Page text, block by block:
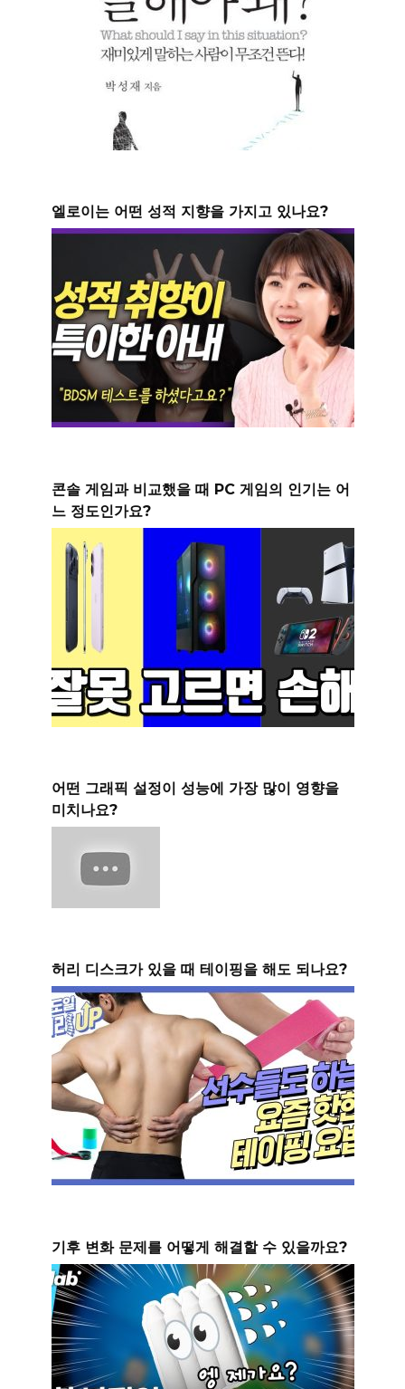
엘로이는 어떤 성적 지향을 가지고 있나요?
콘솔 게임과 비교했을 때 PC 게임의 인기는 어
느 정도인가요?
어떤 그래픽 설정이 성능에 가장 많이 영향을
미치나요?
허리 디스크가 있을 때 테이핑을 해도 되나요?
기후 변화 문제를 어떻게 해결할 수 있을까요?